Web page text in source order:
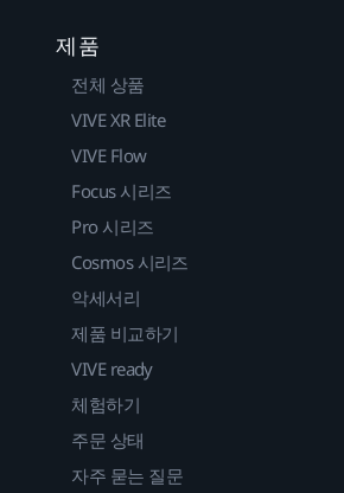
제품
전체 상품
VIVE XR Elite
VIVE Flow
Focus 시리즈
Pro 시리즈
Cosmos 시리즈
악세서리
제품 비교하기
VIVE ready
체험하기
주문 상태
자주 묻는 질문